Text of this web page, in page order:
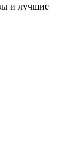
и лучшие